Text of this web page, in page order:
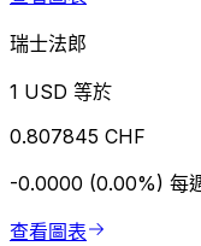
瑞士法郎
1 USD 等於
0.807845 CHF
-0.0000 (0.00%) 每
查看圖表